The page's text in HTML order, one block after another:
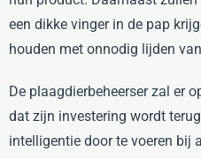
een dikke vinger in de pap
houden met onnodig lijden
De plaagdierbeheerser zal er
dat zijn investering wordt
intelligentie door te voeren bij